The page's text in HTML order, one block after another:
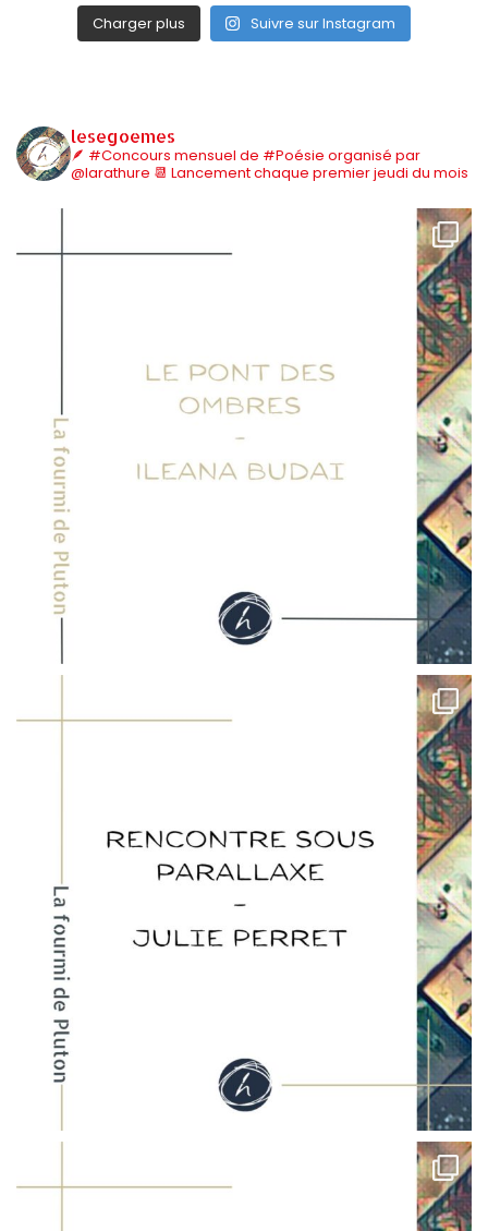
Charger plus Suivre sur Instagram
lesegoemes
🪶 #Concours mensuel de #Poésie organisé par
@larathure 📆 Lancement chaque premier jeudi du mois